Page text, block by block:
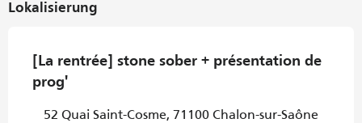
Lokalisierung
[La rentrée] stone sober + présentation de
prog'
52 Quai Saint-Cosme, 71100 Chalon-sur-Saône